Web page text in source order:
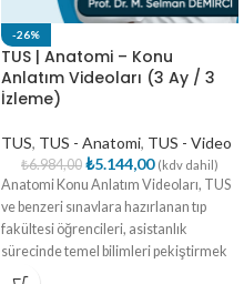
-26%
TUS | Anatomi – Konu
Anlatım Videoları (3 Ay / 3
İzleme)
TUS, TUS - Anatomi, TUS - Video
₺6.984,00 ₺5.144,00 (kdv dahil)
Anatomi Konu Anlatım Videoları, TUS
ve benzeri sınavlara hazırlanan tıp
fakültesi öğrencileri, asistanlık
sürecinde temel bilimleri pekiştirmek
isteyen hekimler ve sağlık bilimleri